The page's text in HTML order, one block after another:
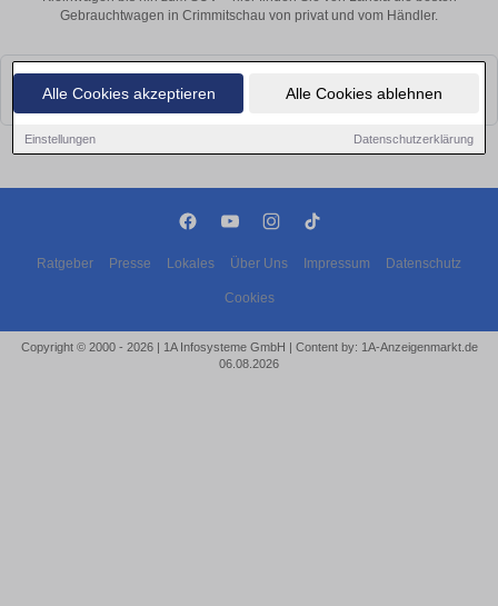
Alle Cookies akzeptieren Alle Cookies ablehnen
Einstellungen Datenschutzerklärung
Gebrauchtwagen in Crimmitschau von privat und vom Händler.
Leider konnten wir derzeit keine passenden Autos finden. Schauen Sie
bald wieder vorbei!
Ratgeber Presse Lokales Über Uns Impressum Datenschutz
Cookies
Copyright © 2000 - 2026 | 1A Infosysteme GmbH | Content by: 1A-Anzeigenmarkt.de
06.08.2026